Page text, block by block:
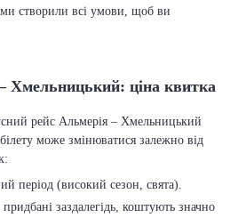
ми створили всі умови, щоб ви
Хмельницький: ціна квитка
рейс Альмерія – Хмельницький
може змінюватися залежно від
період (високий сезон, свята).
заздалегідь, коштують значно